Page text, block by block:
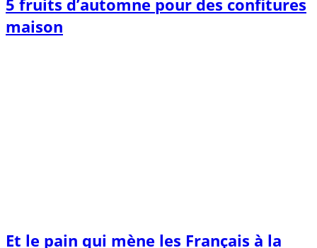
5 fruits d’automne pour des confitures
maison
Et le pain qui mène les Français à la